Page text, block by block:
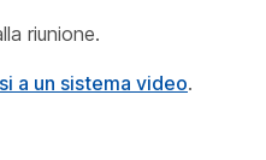
riunione.
a un sistema video.